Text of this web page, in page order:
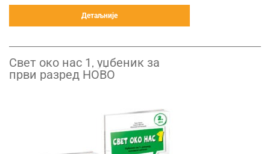
Детаљније
Свет око нас 1, уџбеник за
први разред НОВО